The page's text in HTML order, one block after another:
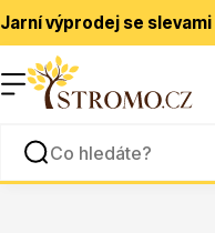
Jarní výprodej se slevami
Rady a tipy